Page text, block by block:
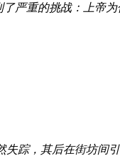
严重的挑战：上帝
，其后在街坊间引